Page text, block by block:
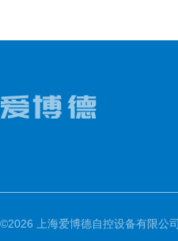
©2026 上海爱博德自控设备有限公